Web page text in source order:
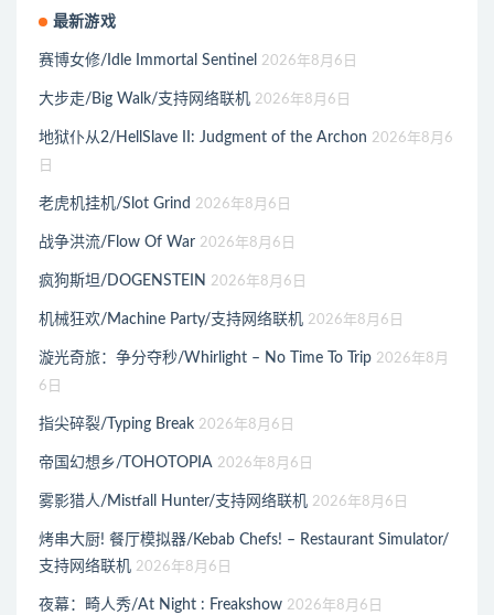
最新游戏
赛博女修/Idle Immortal Sentinel 2026年8月6日
大步走/Big Walk/支持网络联机 2026年8月6日
地狱仆从2/HellSlave II: Judgment of the Archon 2026年8月6
日
老虎机挂机/Slot Grind 2026年8月6日
战争洪流/Flow Of War 2026年8月6日
疯狗斯坦/DOGENSTEIN 2026年8月6日
机械狂欢/Machine Party/支持网络联机 2026年8月6日
漩光奇旅：争分夺秒/Whirlight – No Time To Trip 2026年8月
6日
指尖碎裂/Typing Break 2026年8月6日
帝国幻想乡/TOHOTOPIA 2026年8月6日
雾影猎人/Mistfall Hunter/支持网络联机 2026年8月6日
烤串大厨! 餐厅模拟器/Kebab Chefs! – Restaurant Simulator/
支持网络联机 2026年8月6日
夜幕：畸人秀/At Night : Freakshow 2026年8月6日